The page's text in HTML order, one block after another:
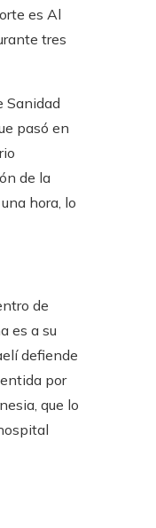
es Al
tres
Sanidad
pasó en
de la
hora, lo
de
es a su
defiende
por
que lo